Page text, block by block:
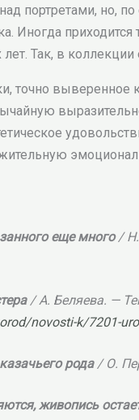
портретами, но,
Иногда
Так, в коллекции
точно выверенное
еще много/ Н.
/ А. Беляева. —
novosti-k/7201-
рода/ О.
живопись